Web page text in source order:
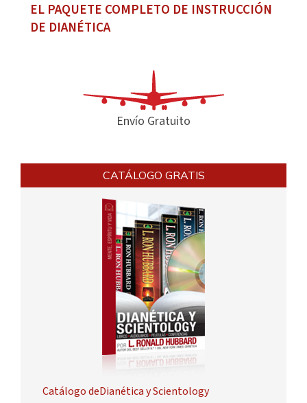
EL PAQUETE COMPLETO DE INSTRUCCIÓN
DE DIANÉTICA
Envío Gratuito
CATÁLOGO GRATIS
Catálogo deDianética y Scientology